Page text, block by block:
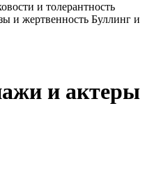
и толерантность
и жертвенность Буллинг и
и актеры